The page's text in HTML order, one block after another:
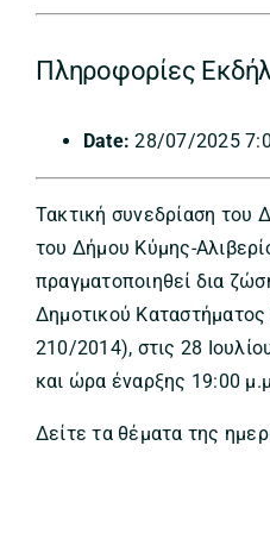
Πληροφορίες
Date: 28/07/2025
Τακτική συνεδρίαση του
του Δήμου Κύμης-
πραγματοποιηθεί δια
Δημοτικού
210/2014), στις 28
και ώρα έναρξης 19:00
Δείτε τα θέματα της